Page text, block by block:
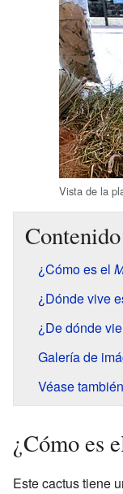
Vista de la
Contenido
¿Cómo es el
¿Dónde vive
¿De dónde
Galería de
Véase también
¿Cómo es
Este cactus tiene